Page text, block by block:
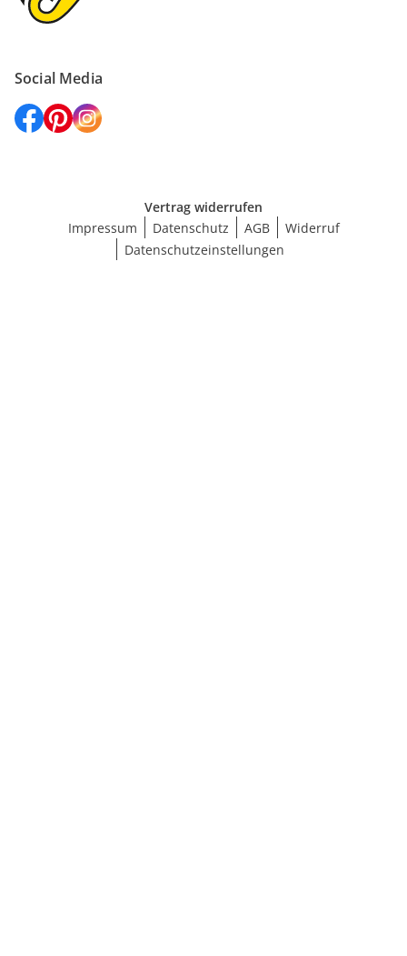
Social Media
Vertrag widerrufen
Impressum
Datenschutz AGB
Widerruf
Datenschutzeinstellungen